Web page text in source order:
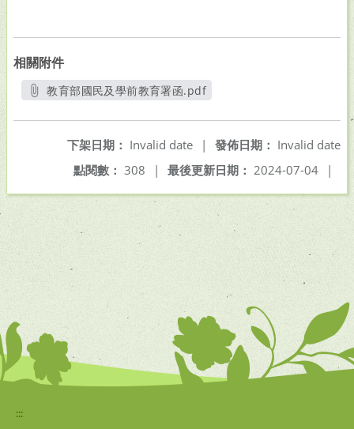
相關附件
教育部國民及學前教育署函.pdf
發佈日期： Invalid date
下架日期： Invalid date
|
最後更新日期： 2024-07-04 |
點閱數： 308 |
:::